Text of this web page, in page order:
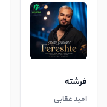
فرشته
امید عقابی